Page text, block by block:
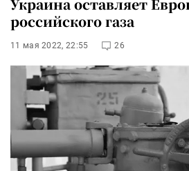
Украина оставляет
российского газа
11 мая 2022, 22:55 26